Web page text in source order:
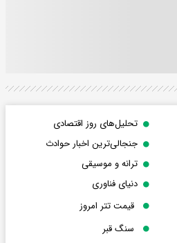
تحلیل‌های روز اقتصادی
جنجالی‌ترین اخبار حوادث
ترانه و موسیقی
دنیای فناوری
قیمت تتر امروز
سنگ قبر